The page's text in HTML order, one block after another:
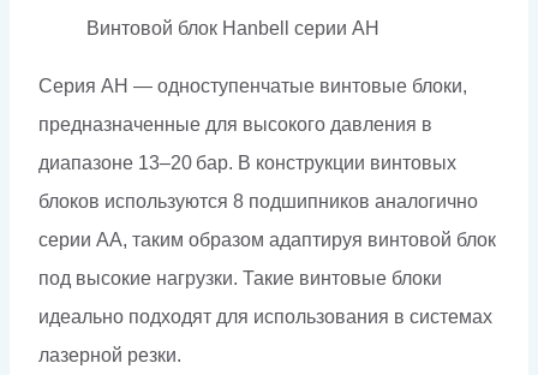
Винтовой блок Hanbell серии AH
Серия AH — одноступенчатые винтовые блоки,
предназначенные для высокого давления в
диапазоне 13–20 бар. В конструкции винтовых
блоков используются 8 подшипников аналогично
серии АА, таким образом адаптируя винтовой блок
под высокие нагрузки. Такие винтовые блоки
идеально подходят для использования в системах
лазерной резки.